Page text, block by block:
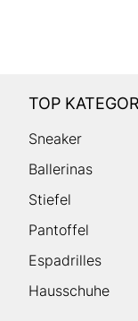
TOP
Sneaker
Ballerinas
Stiefel
Pantoffel
Espadrilles
Hausschuhe